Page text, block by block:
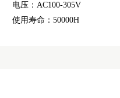
电压：AC100-305V
使用寿命：50000H